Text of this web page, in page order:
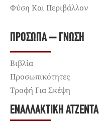
Φύση Και Περιβάλλον
ΠΡΌΣΩΠΑ – ΓΝΏΣΗ
Βιβλία
Προσωπικότητες
Τροφή Για Σκέψη
ΕΝΑΛΛΑΚΤΙΚΉ ΑΤΖΈΝΤΑ